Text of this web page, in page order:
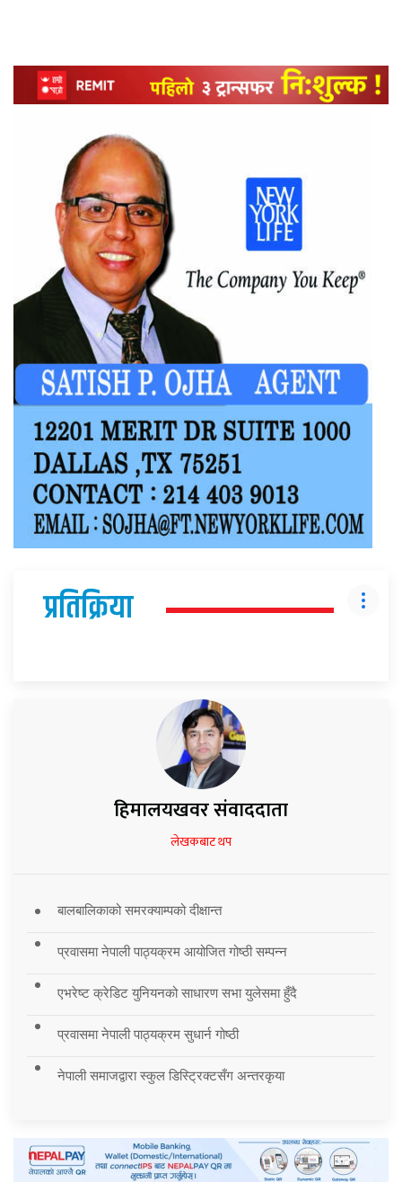
प्रतिक्रिया
हिमालयखवर संवाददाता
लेखकबाट थप
बालबालिकाको समरक्याम्पको दीक्षान्त
प्रवासमा नेपाली पाठ्यक्रम आयोजित गोष्ठी सम्पन्न
एभरेष्ट क्रेडिट युनियनको साधारण सभा युलेसमा हुँदै
प्रवासमा नेपाली पाठ्यक्रम सुधार्न गोष्ठी
नेपाली समाजद्वारा स्कुल डिस्ट्रिक्टसँग अन्तरकृया